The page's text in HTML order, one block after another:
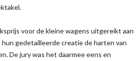
voor de kleine wagens uitgereikt aan
hun gedetailleerde creatie de harten van
De jury was het daarmee eens en